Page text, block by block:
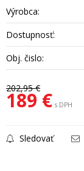
Výrobca:
Dostupnosť:
Obj. čislo:
202,95 €
189 € s DPH
Sledovať